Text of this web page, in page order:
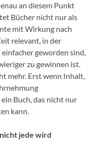
an diesem Punkt
Bücher nicht nur als
mit Wirkung nach
relevant, in der
geworden sind,
zu gewinnen ist.
mehr. Erst wenn Inhalt,
Buch, das nicht nur
kann.
jede wird